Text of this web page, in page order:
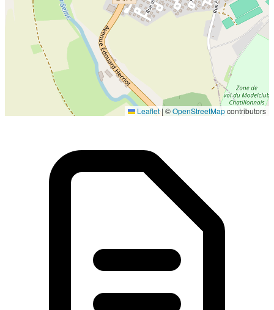
Localisation en cours...
Leaflet| ©OpenStreetMapcontributors